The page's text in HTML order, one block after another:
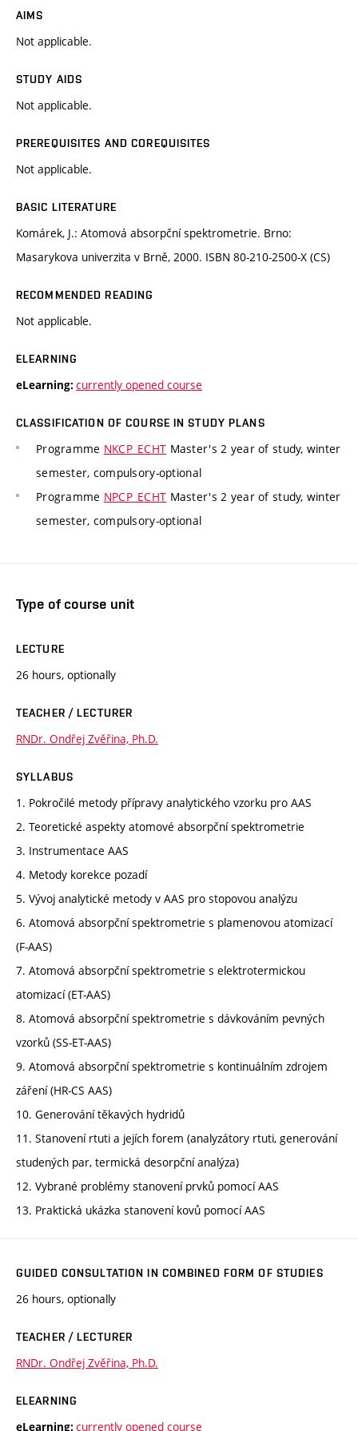
AIMS
Not applicable.
STUDY AIDS
Not applicable.
PREREQUISITES AND COREQUISITES
Not applicable.
BASIC LITERATURE
Komárek, J.: Atomová absorpční spektrometrie. Brno:
Masarykova univerzita v Brně, 2000. ISBN 80-210-2500-X (CS)
RECOMMENDED READING
Not applicable.
ELEARNING
eLearning: currently opened course
CLASSIFICATION OF COURSE IN STUDY PLANS
Programme NKCP_ECHT Master's 2 year of study, winter
semester, compulsory-optional
Programme NPCP_ECHT Master's 2 year of study, winter
semester, compulsory-optional
Type of course unit
LECTURE
26 hours, optionally
TEACHER / LECTURER
RNDr. Ondřej Zvěřina, Ph.D.
SYLLABUS
1. Pokročilé metody přípravy analytického vzorku pro AAS
2. Teoretické aspekty atomové absorpční spektrometrie
3. Instrumentace AAS
4. Metody korekce pozadí
5. Vývoj analytické metody v AAS pro stopovou analýzu
6. Atomová absorpční spektrometrie s plamenovou atomizací
(F-AAS)
7. Atomová absorpční spektrometrie s elektrotermickou
atomizací (ET-AAS)
8. Atomová absorpční spektrometrie s dávkováním pevných
vzorků (SS-ET-AAS)
9. Atomová absorpční spektrometrie s kontinuálním zdrojem
záření (HR-CS AAS)
10. Generování těkavých hydridů
11. Stanovení rtuti a jejích forem (analyzátory rtuti, generování
studených par, termická desorpční analýza)
12. Vybrané problémy stanovení prvků pomocí AAS
13. Praktická ukázka stanovení kovů pomocí AAS
GUIDED CONSULTATION IN COMBINED FORM OF STUDIES
26 hours, optionally
TEACHER / LECTURER
RNDr. Ondřej Zvěřina, Ph.D.
ELEARNING
eLearning: currently opened course